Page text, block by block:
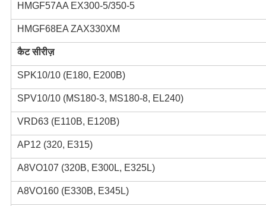
HMGF57AA EX300-5/350-5
HMGF68EA ZAX330XM
कैट सीरीज़
SPK10/10 (E180, E200B)
SPV10/10 (MS180-3, MS180-8, EL240)
VRD63 (E110B, E120B)
AP12 (320, E315)
A8VO107 (320B, E300L, E325L)
A8VO160 (E330B, E345L)